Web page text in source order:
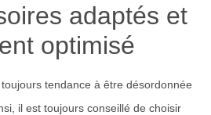
adaptés et
optimisé
tendance à être désordonnée
il est toujours conseillé de choisir